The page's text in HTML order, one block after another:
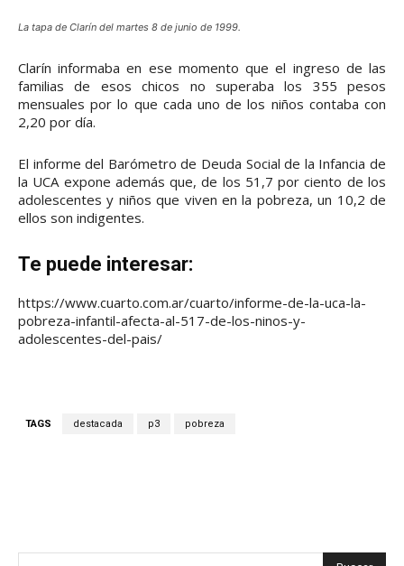
La tapa de Clarín del martes 8 de junio de 1999.
Clarín informaba en ese momento que el ingreso de las
familias de esos chicos no superaba los 355 pesos
mensuales por lo que cada uno de los niños contaba con
2,20 por día.
El informe del Barómetro de Deuda Social de la Infancia de
la UCA expone además que, de los 51,7 por ciento de los
adolescentes y niños que viven en la pobreza, un 10,2 de
ellos son indigentes.
Te puede interesar:
https://www.cuarto.com.ar/cuarto/informe-de-la-uca-la-
pobreza-infantil-afecta-al-517-de-los-ninos-y-
adolescentes-del-pais/
TAGS destacada p3 pobreza